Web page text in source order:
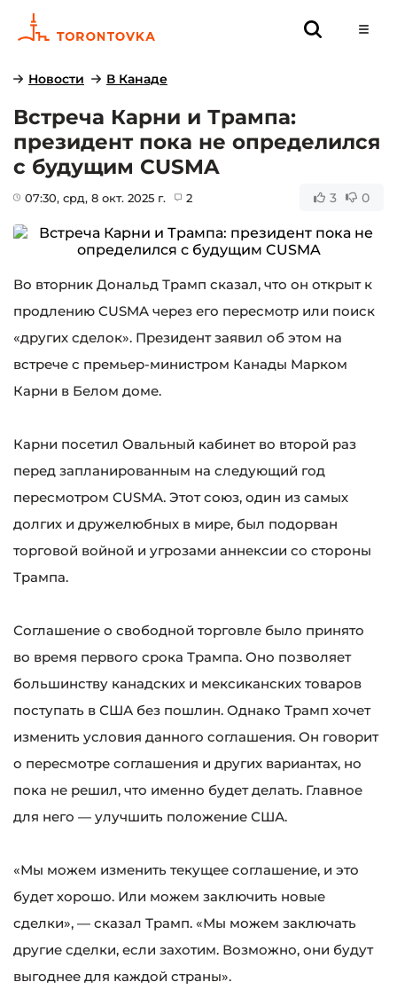
Новости В Канаде
Встреча Карни и Трампа:
президент пока не определился
с будущим CUSMA
07:30, срд, 8 окт. 2025 г. 2 3 0
Во вторник Дональд Трамп сказал, что он открыт к
продлению CUSMA через его пересмотр или поиск
«других сделок». Президент заявил об этом на
встрече с премьер-министром Канады Марком
Карни в Белом доме.
Карни посетил Овальный кабинет во второй раз
перед запланированным на следующий год
пересмотром CUSMA. Этот союз, один из самых
долгих и дружелюбных в мире, был подорван
торговой войной и угрозами аннексии со стороны
Трампа.
Соглашение о свободной торговле было принято
во время первого срока Трампа. Оно позволяет
большинству канадских и мексиканских товаров
поступать в США без пошлин. Однако Трамп хочет
изменить условия данного соглашения. Он говорит
о пересмотре соглашения и других вариантах, но
пока не решил, что именно будет делать. Главное
для него — улучшить положение США.
«Мы можем изменить текущее соглашение, и это
будет хорошо. Или можем заключить новые
сделки», — сказал Трамп. «Мы можем заключать
другие сделки, если захотим. Возможно, они будут
выгоднее для каждой страны».